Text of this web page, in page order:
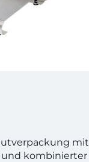
mit
und kombinierter